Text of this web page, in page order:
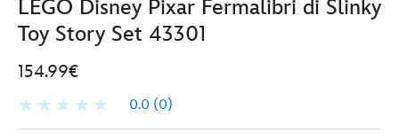
LEGO Disney Pixar Fermalibri di Slinky
Toy Story Set 43301
154.99€
0.0 (0)